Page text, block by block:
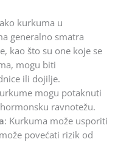
kurkuma u
generalno smatra
kao što su one koje se
mogu biti
ili dojilje.
mogu potaknuti
ravnotežu.
: Kurkuma može usporiti
povećati rizik od